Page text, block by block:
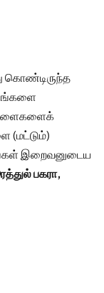
கொண்டிருந்த
உங்களை
(மட்டும்)
இறைவனுடைய
பகரா,